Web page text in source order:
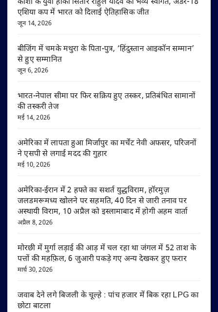
काशी के युवा हॉकी सितारे राहुल यादव का भव्य स्वागत, अंडर-18
एशिया कप में भारत को दिलाई ऐतिहासिक जीत
जून 14, 2026
बीजिंग में चमके मथुरा के पिता-पुत्र, ‘हिंदुस्तान आइकॉन सम्मान’
से हुए सम्मानित
जून 6, 2026
भारत-नेपाल सीमा पर फिर सक्रिय हुए तस्कर, प्रतिबंधित सामानों
की तस्करी तेज
मई 14, 2026
अमेरिका में लापता हुआ मिर्जापुर का मर्चेंट नेवी अफसर, परिजनों
ने एसपी से लगाई मदद की गुहार
मई 10, 2026
अमेरिका-ईरान में 2 हफ्ते का सशर्त युद्धविराम, हॉरमुज़
जलडमरूमध्य खोलने पर सहमति, 40 दिन से जारी तनाव पर
अस्थायी विराम, 10 अप्रैल को इस्लामाबाद में होगी अहम वार्ता
अप्रैल 8, 2026
मोरछी में मुर्गा लड़ाई की आड़ में चल रहा था जंगल में 52 ताश के
पत्तों की महफ़िल, 6 जुआरी पकड़े गए अन्य देखकर हुए फरार
मार्च 30, 2026
जवाब देने लगे बिजली के चूल्हे : पांच हजार में बिक रहा LPG का
छोटा बाटला